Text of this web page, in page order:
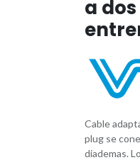
a
Cable
plug se
diademas.